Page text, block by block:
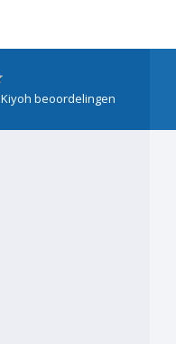
Kiyoh beoordelingen